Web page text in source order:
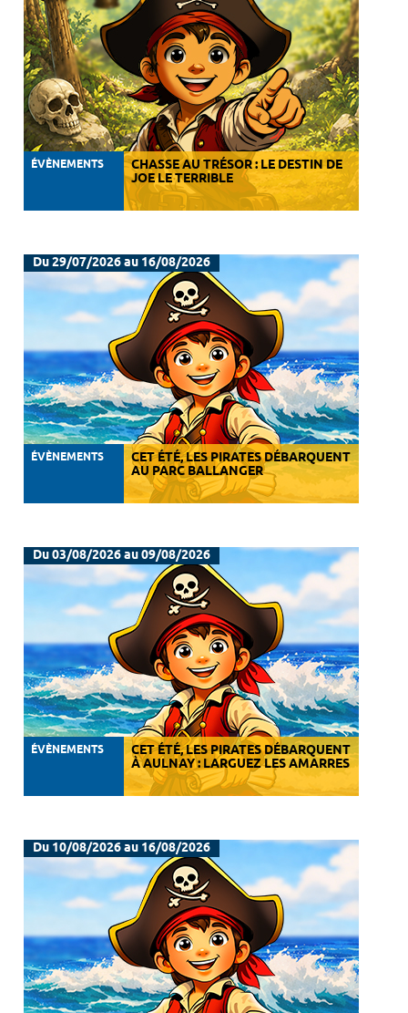
ÉVÈNEMENTS CHASSE AU TRÉSOR : LE DESTIN DE
JOE LE TERRIBLE
Du 29/07/2026 au 16/08/2026
ÉVÈNEMENTS CET ÉTÉ, LES PIRATES DÉBARQUENT
AU PARC BALLANGER
Du 03/08/2026 au 09/08/2026
ÉVÈNEMENTS CET ÉTÉ, LES PIRATES DÉBARQUENT
À AULNAY : LARGUEZ LES AMARRES
Du 10/08/2026 au 16/08/2026